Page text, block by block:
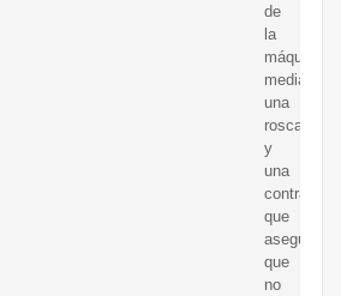
de
la
máquina
mediante
una
rosca
y
una
que
asegura
que
no